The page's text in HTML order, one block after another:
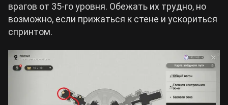
врагов от 35-го уровня. Обежать их трудно, но
возможно, если прижаться к стене и ускориться
спринтом.